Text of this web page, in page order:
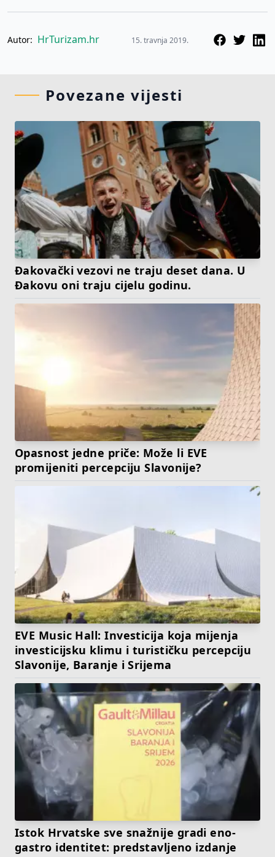
Autor: HrTurizam.hr 15. travnja 2019.
Povezane vijesti
Đakovački vezovi ne traju deset dana. U
Đakovu oni traju cijelu godinu.
Opasnost jedne priče: Može li EVE
promijeniti percepciju Slavonije?
EVE Music Hall: Investicija koja mijenja
investicijsku klimu i turističku percepciju
Slavonije, Baranje i Srijema
Istok Hrvatske sve snažnije gradi eno-
gastro identitet: predstavljeno izdanje